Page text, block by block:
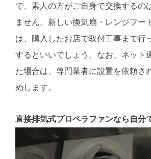
で、素人の方がご自身で交換するの
ません。新しい換気扇・レンジフー
は、購入したお店で取付工事まで行
するといいでしょう。なお、ネット
た場合は、専門業者に設置を依頼さ
めします。
直接排気式プロペラファンなら自分